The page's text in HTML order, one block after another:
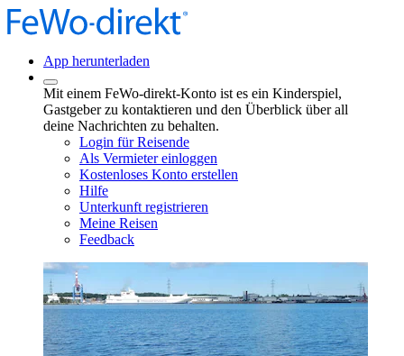
App herunterladen
Mit einem FeWo-direkt-Konto ist es ein Kinderspiel,
Gastgeber zu kontaktieren und den Überblick über all
deine Nachrichten zu behalten.
Login für Reisende
Als Vermieter einloggen
Kostenloses Konto erstellen
Hilfe
Unterkunft registrieren
Meine Reisen
Feedback